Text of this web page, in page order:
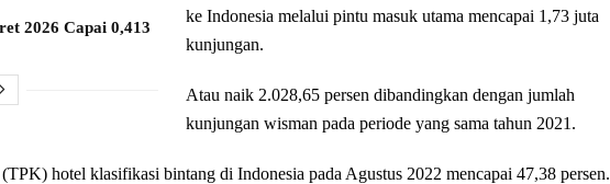
2026 Capai 0,413
ke Indonesia melalui pintu masuk utama mencapai 1,73 juta
kunjungan.
Atau naik 2.028,65 persen dibandingkan dengan jumlah
kunjungan wisman pada periode yang sama tahun 2021.
hotel klasifikasi bintang di Indonesia pada Agustus 2022 mencapai 47,38 persen.